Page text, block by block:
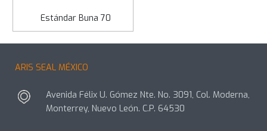
Estándar Buna 70
ARIS SEAL MÉXICO
Avenida Félix U. Gómez Nte. No. 3091, Col. Moderna,
Monterrey, Nuevo León. C.P. 64530